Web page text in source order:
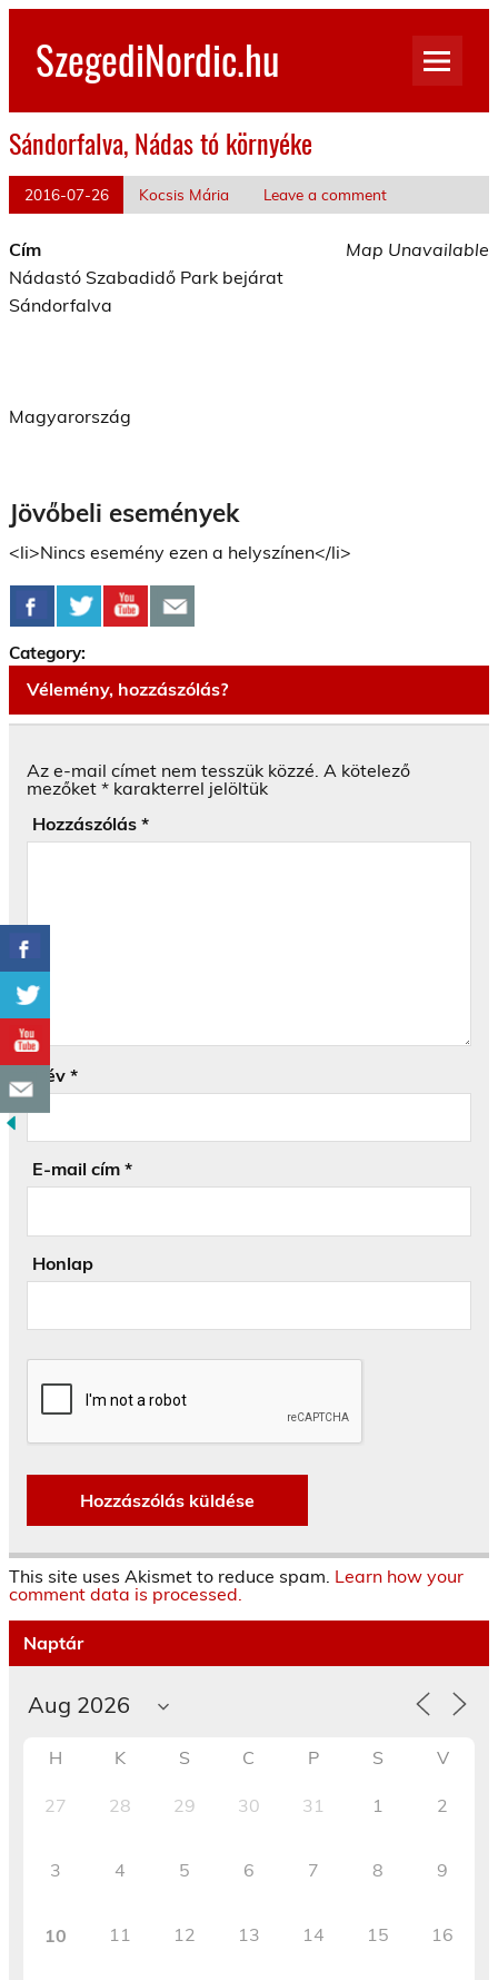
Skip
contentSzegediNordic.hu
Sándorfalva, Nádas tó környéke
2016-07-26 Kocsis Mária Leave a comment
Map Unavailable
Cím
Nádastó Szabadidő Park bejárat
Sándorfalva
Magyarország
Jövőbeli események
<li>Nincs esemény ezen a helyszínen</li>
Category:
Vélemény, hozzászólás?
Az e-mail címet nem tesszük közzé. A kötelező
mezőket * karakterrel jelöltük
Hozzászólás *
Név *
E-mail cím *
Honlap
This site uses Akismet to reduce spam. Learn how your
comment data is processed.
Naptár
H K S C P S V
27 28 29 30 31 1 2
3 4 5 6 7 8 9
10 11 12 13 14 15 16